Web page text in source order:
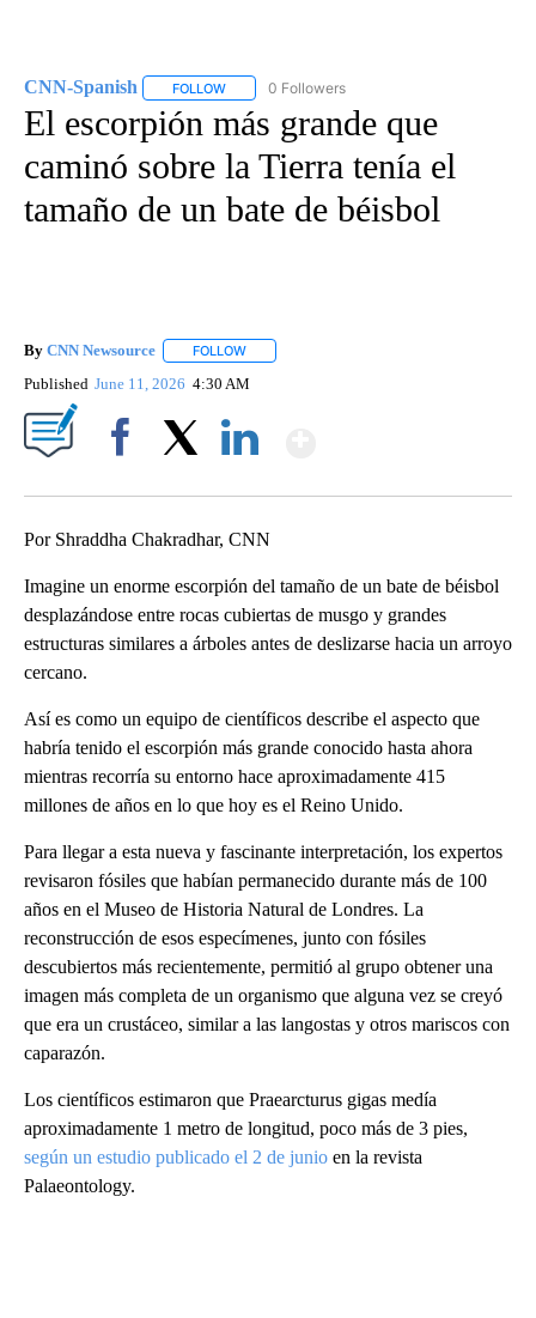
CNN-Spanish FOLLOW FOLLOW "CNN-SPANISH" TO RECEIVE
0 Followers
El escorpión más grande que
caminó sobre la Tierra tenía el
tamaño de un bate de béisbol
By CNN Newsource FOLLOW
Published June 11, 2026 4:30 AM
Por Shraddha Chakradhar, CNN
Imagine un enorme escorpión del tamaño de un bate de béisbol
desplazándose entre rocas cubiertas de musgo y grandes
estructuras similares a árboles antes de deslizarse hacia un arroyo
cercano.
Así es como un equipo de científicos describe el aspecto que
habría tenido el escorpión más grande conocido hasta ahora
mientras recorría su entorno hace aproximadamente 415
millones de años en lo que hoy es el Reino Unido.
Para llegar a esta nueva y fascinante interpretación, los expertos
revisaron fósiles que habían permanecido durante más de 100
años en el Museo de Historia Natural de Londres. La
reconstrucción de esos especímenes, junto con fósiles
descubiertos más recientemente, permitió al grupo obtener una
imagen más completa de un organismo que alguna vez se creyó
que era un crustáceo, similar a las langostas y otros mariscos con
caparazón.
Los científicos estimaron que Praearcturus gigas medía
aproximadamente 1 metro de longitud, poco más de 3 pies,
según un estudio publicado el 2 de junio en la revista
Palaeontology.